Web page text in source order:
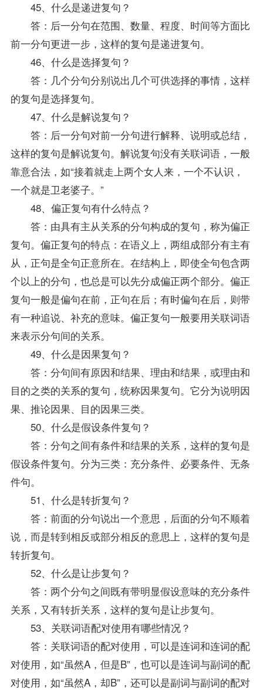
45、什么是递进复句？
答：后一分句在范围、数量、程度、时间等方面比
前一分句更进一步，这样的复句是递进复句。
46、什么是选择复句？
答：几个分句分别说出几个可供选择的事情，这样
的复句是选择复句。
47、什么是解说复句？
答：后一分句对前一分句进行解释、说明或总结，
这样的复句是解说复句。解说复句没有关联词语，一般
靠意合法，如“接着就走上两个女人来，一个不认识，
一个就是卫老婆子。”
48、偏正复句有什么特点？
答：由具有主从关系的分句构成的复句，称为偏正
复句。偏正复句的特点：在语义上，两组成部分有主有
从，正句是全句正意所在。在结构上，即使全句包含两
个以上的分句，也总是可以先分成偏正两个部分。偏正
复句一般是偏句在前，正句在后；有时偏句在后，则带
有一种追说、补充的意味。偏正复句一般要用关联词语
来表示分句间的关系。
49、什么是因果复句？
答：分句间有原因和结果、理由和结果，或理由和
目的之类的关系的复句，统称因果复句。它分为说明因
果、推论因果、目的因果三类。
50、什么是假设条件复句？
答：分句之间有条件和结果的关系，这样的复句是
假设条件复句。分为三类：充分条件、必要条件、无条
件句。
51、什么是转折复句？
答：前面的分句说出一个意思，后面的分句不顺着
说，而是转到相反或部分相反的意思上，这样的复句是
转折复句。
52、什么是让步复句？
答：两个分句之间既有带明显假设意味的充分条件
关系，又有转折关系，这样的复句是让步复句。
53、关联词语配对使用有哪些情况？
答：关联词语的配对使用，可以是连词和连词的配
对使用，如“虽然A，但是B”，也可以是连词与副词的配
对使用，如“虽然A，却B”，还可以是副词与副词的配对